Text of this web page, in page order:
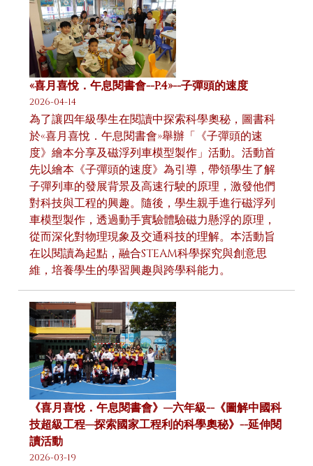
«喜月喜悅．午息閱書會--P.4»--子彈頭的速度
2026-04-14
為了讓四年級學生在閱讀中探索科學奧秘，圖書科
於«喜月喜悅．午息閱書會»舉辦「《子彈頭的速
度》繪本分享及磁浮列車模型製作」活動。活動首
先以繪本《子彈頭的速度》為引導，帶領學生了解
子彈列車的發展背景及高速行駛的原理，激發他們
對科技與工程的興趣。隨後，學生親手進行磁浮列
車模型製作，透過動手實驗體驗磁力懸浮的原理，
從而深化對物理現象及交通科技的理解。本活動旨
在以閱讀為起點，融合STEAM科學探究與創意思
維，培養學生的學習興趣與跨學科能力。
《喜月喜悅．午息閱書會》—六年級--《圖解中國科
技超級工程—探索國家工程利的科學奧秘》--延伸閱
讀活動
2026-03-19